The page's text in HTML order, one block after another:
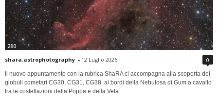
280
shara.astrophotography - 12 Luglio 2026 0
Il nuovo appuntamento con la rubrica ShaRA ci accompagna alla scoperta dei
globuli cometari CG30, CG31, CG38, ai bordi della Nebulosa di Gum a cavallo
tra le costellazioni della Poppa e della Vela